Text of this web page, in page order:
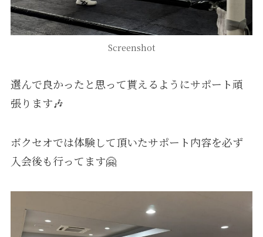
Screenshot
選んで良かったと思って貰えるようにサポート頑
張ります🎶
ボクセオでは体験して頂いたサポート内容を必ず
入会後も行ってます🤗